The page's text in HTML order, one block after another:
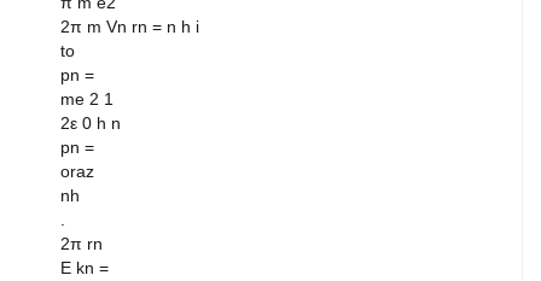
2π m Vn rn = n h i
to
pn =
me 2 1
2ε 0 h n
pn =
oraz
nh
2π rn
E kn =